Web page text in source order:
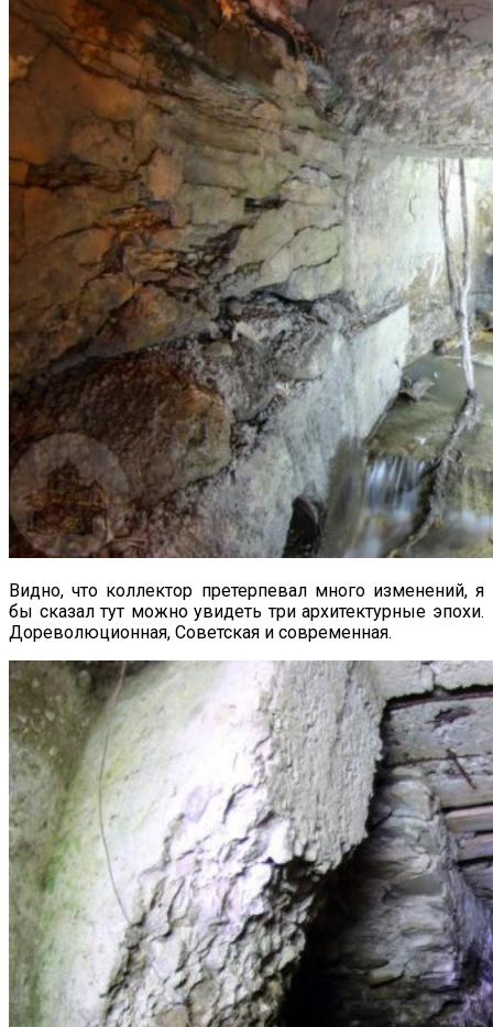
Видно, что коллектор претерпевал много изменений, я
бы сказал тут можно увидеть три архитектурные эпохи.
Дореволюционная, Советская и современная.